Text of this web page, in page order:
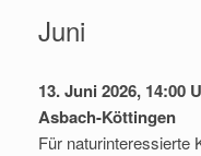
Juni
13. Juni 2026, 14:00
Asbach-Köttingen
Für naturinteressierte